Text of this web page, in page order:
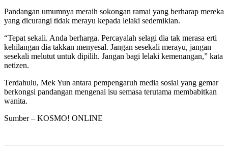
Pandangan umumnya meraih sokongan ramai yang berharap mereka
yang dicurangi tidak merayu kepada lelaki sedemikian.
“Tepat sekali. Anda berharga. Percayalah selagi dia tak merasa erti
kehilangan dia takkan menyesal. Jangan sesekali merayu, jangan
sesekali melutut untuk dipilih. Jangan bagi lelaki kemenangan,” kata
netizen.
Terdahulu, Mek Yun antara pempengaruh media sosial yang gemar
berkongsi pandangan mengenai isu semasa terutama membabitkan
wanita.
Sumber – KOSMO! ONLINE